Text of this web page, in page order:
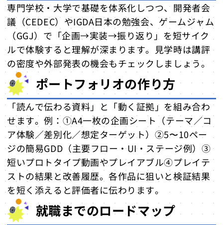
専門学校・大学で基礎を体系化しつつ、開発者会
議（CEDEC）やIGDA日本の勉強会、ゲームジャム
（GGJ）で「企画→実装→振り返り」を短サイク
ルで体験すると理解が深まります。見学時は講評
の密度や外部発表の機会もチェックしましょう。
ポートフォリオの作り方
「読んで伝わる資料」と「動く証拠」を組み合わ
せます。例：①A4一枚の企画シート（テーマ／コ
ア体験／差別化／想定ターゲット）②5〜10ペー
ジの簡易GDD（主要フロー・UI・ステージ例）③
短いプロトタイプ動画やプレイアブル④プレイテ
ストの結果と改善履歴。各作品に狙いと検証結果
を短く添えると評価者に伝わります。
就職までのロードマップ